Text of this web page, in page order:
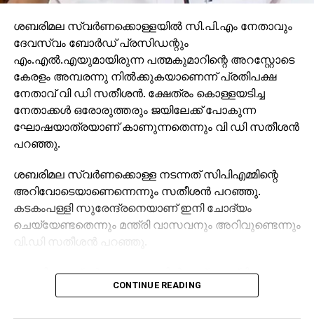
ശബരിമല സ്വര്‍ണക്കൊള്ളയില്‍ സി.പി.എം നേതാവും
ദേവസ്വം ബോര്‍ഡ് പ്രസിഡന്റും
എം.എല്‍.എയുമായിരുന്ന പത്മകുമാറിന്റെ അറസ്റ്റോടെ
കേരളം അമ്പരന്നു നില്‍ക്കുകയാണെന്ന് പ്രതിപക്ഷ
നേതാവ് വി ഡി സതീശന്‍. ക്ഷേത്രം കൊള്ളയടിച്ച
നേതാക്കള്‍ ഒരോരുത്തരും ജയിലേക്ക് പോകുന്ന
ഘോഷയാത്രയാണ് കാണുന്നതെന്നും വി ഡി സതീശന്‍
പറഞ്ഞു.
ശബരിമല സ്വര്‍ണക്കൊള്ള നടന്നത് സിപിഎമ്മിന്റെ
അറിവോടെയാണെന്നെന്നും സതീശന്‍ പറഞ്ഞു.
കടകംപള്ളി സുരേന്ദ്രനെയാണ് ഇനി ചോദ്യം
ചെയ്യേണ്ടതെന്നും മന്ത്രി വാസവനും അറിവുണ്ടെന്നും
വി.ഡി സതീശന്‍ പറഞ്ഞു.
ശബരിമല സ്വര്‍ണക്കൊള്ളയില്‍ മുഖ്യമന്ത്രി
പിണറായി വിജയന്‍ എന്തുകൊണ്ട് മൗനം പാലിക്കുന്നു.
പാര്‍ട്ടിക്ക് ഒരു കുഴപ്പവുമില്ലെന്ന് പറയാന്‍ എം.വി
CONTINUE READING